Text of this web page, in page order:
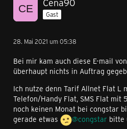
Cena90
Gast
28. Mai 2021 um 05:38
Bei mir kam auch diese E-mail
überhaupt nichts in Auftrag
Ich nutze denn Tarif Allnet Flat L
Telefon/Handy Flat, SMS Flat mit
noch keinen Monat bei congstar
gerade etwas
@congstar bitte